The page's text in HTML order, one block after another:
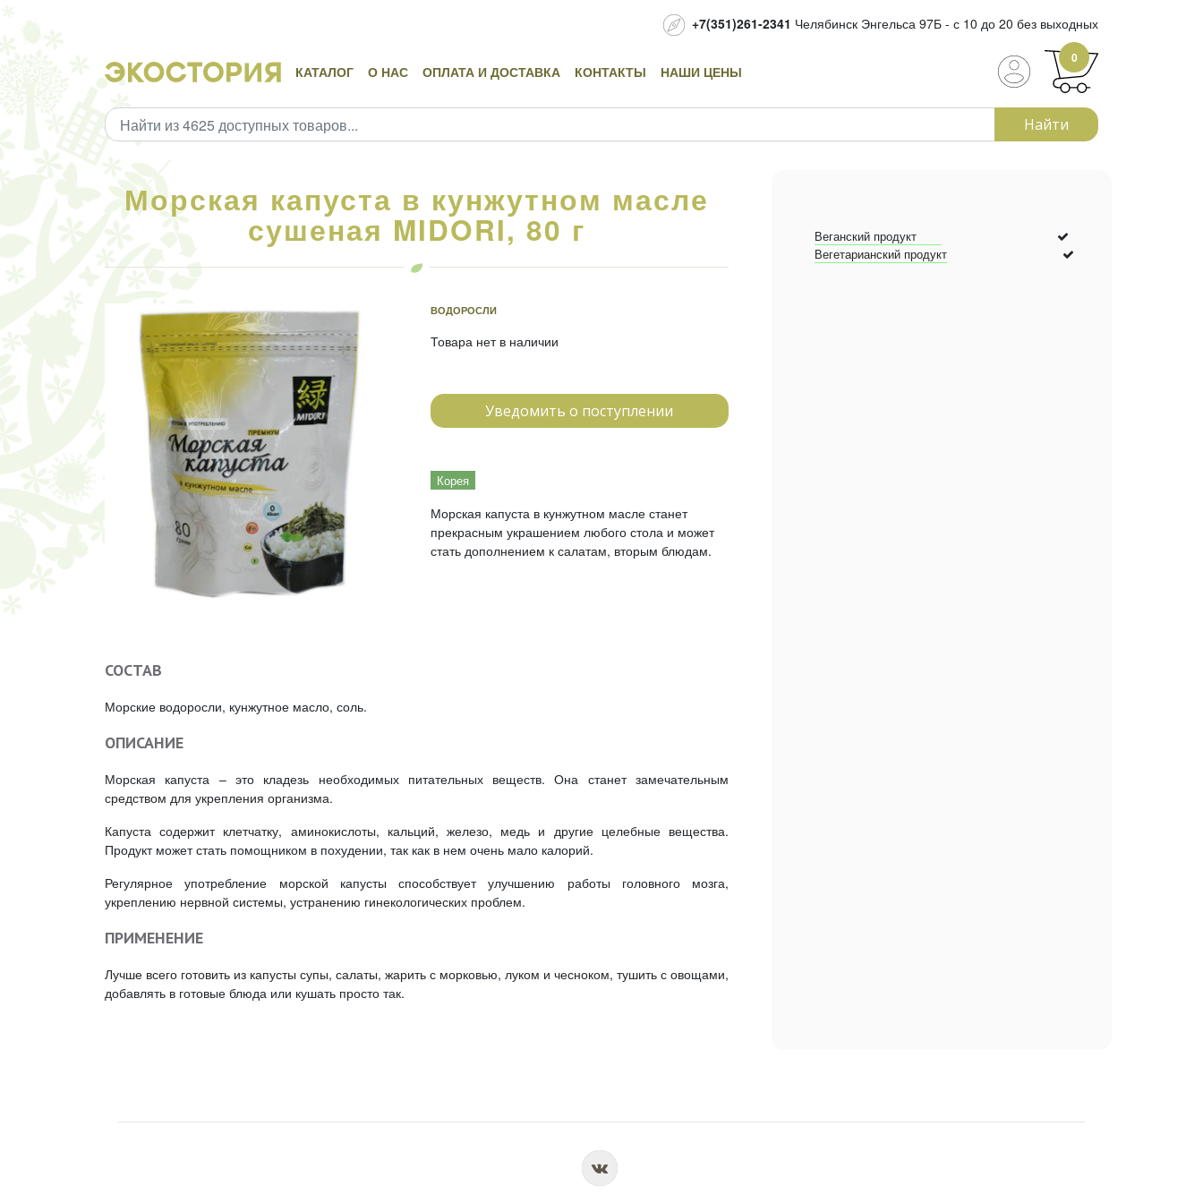
+7(351)261-2341 Челябинск Энгельса 97Б - с 10 до 20 без выходных
КАТАЛОГ О НАС ОПЛАТА И ДОСТАВКА КОНТАКТЫ НАШИ ЦЕНЫ
0
Найти
Морская капуста в кунжутном масле
сушеная MIDORI, 80 г
ВОДОРОСЛИ
Товара нет в наличии
Уведомить о поступлении
Корея
Морская капуста в кунжутном масле станет
прекрасным украшением любого стола и может
стать дополнением к салатам, вторым блюдам.
СОСТАВ
Морские водоросли, кунжутное масло, соль.
ОПИСАНИЕ
Морская капуста – это кладезь необходимых питательных веществ. Она станет замечательным
средством для укрепления организма.
Капуста содержит клетчатку, аминокислоты, кальций, железо, медь и другие целебные вещества.
Продукт может стать помощником в похудении, так как в нем очень мало калорий.
Регулярное употребление морской капусты способствует улучшению работы головного мозга,
укреплению нервной системы, устранению гинекологических проблем.
ПРИМЕНЕНИЕ
Лучше всего готовить из капусты супы, салаты, жарить с морковью, луком и чесноком, тушить с овощами,
добавлять в готовые блюда или кушать просто так.
Веганский продукт
Вегетарианский продукт